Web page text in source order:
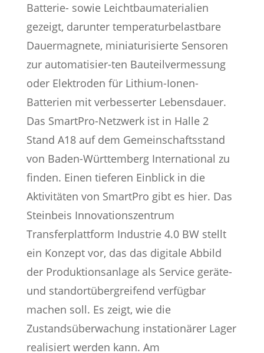
Batterie- sowie Leichtbaumaterialien
gezeigt, darunter temperaturbelastbare
Dauermagnete, miniaturisierte Sensoren
zur automatisier-ten Bauteilvermessung
oder Elektroden für Lithium-Ionen-
Batterien mit verbesserter Lebensdauer.
Das SmartPro-Netzwerk ist in Halle 2
Stand A18 auf dem Gemeinschaftsstand
von Baden-Württemberg International zu
finden. Einen tieferen Einblick in die
Aktivitäten von SmartPro gibt es hier. Das
Steinbeis Innovationszentrum
Transferplattform Industrie 4.0 BW stellt
ein Konzept vor, das das digitale Abbild
der Produktionsanlage als Service geräte-
und standortübergreifend verfügbar
machen soll. Es zeigt, wie die
Zustandsüberwachung instationärer Lager
realisiert werden kann. Am